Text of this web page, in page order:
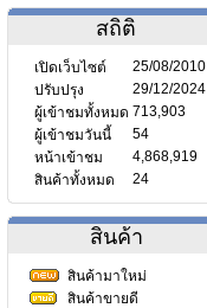
สถิติ
เปิดเว็บไซต์
25/08/2010
ปรับปรุง
29/12/2024
ผู้เข้าชมทั้งหมด 713,903
ผู้เข้าชมวันนี้
54
หน้าเข้าชม
4,868,919
สินค้าทั้งหมด
24
สินค้า
สินค้ามาใหม่
สินค้าขายดี